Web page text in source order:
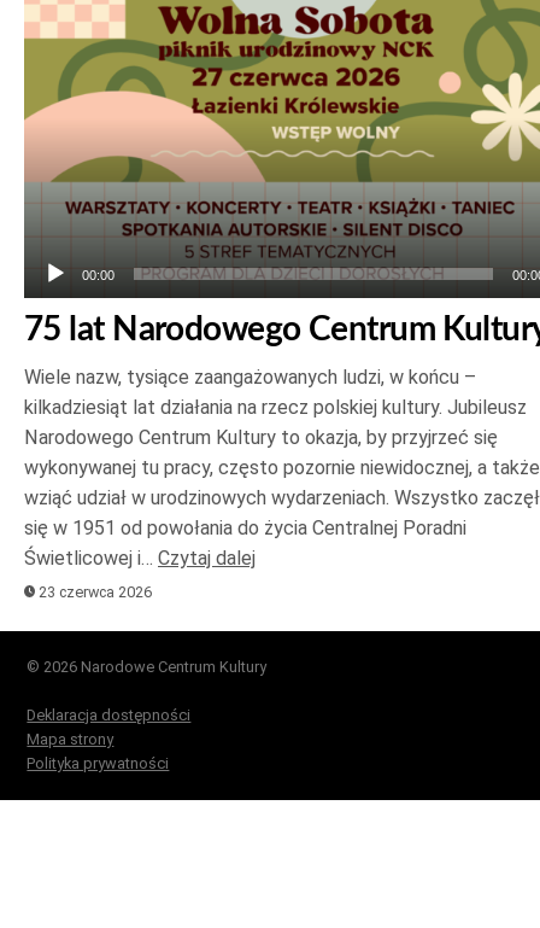
dźwiękowych
00:00
75 lat Narodowego Centrum
Wiele nazw, tysiące zaangażowanych ludzi, w końcu –
kilkadziesiąt lat działania na rzecz polskiej kultury. Jubileusz
Narodowego Centrum Kultury to okazja, by przyjrzeć się
wykonywanej tu pracy, często pozornie niewidocznej, a także
wziąć udział w urodzinowych wydarzeniach. Wszystko
się w 1951 od powołania do życia Centralnej Poradni
Świetlicowej i… Czytaj dalej
23 czerwca 2026
© 2026 Narodowe Centrum Kultury
Deklaracja dostępności
Mapa strony
Polityka prywatności